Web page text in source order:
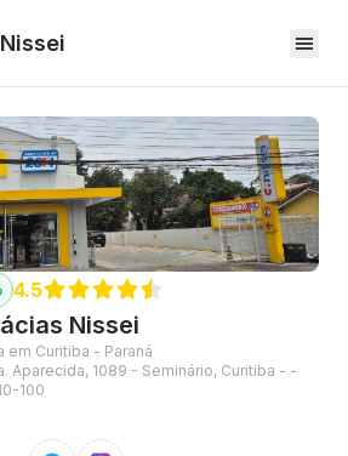
4.5
Nissei
em Curitiba - Paraná
Aparecida, 1089 - Seminário, Curitiba - -
100